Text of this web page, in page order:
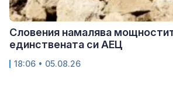
Словения намалява
единствената си АЕЦ
18:06 • 05.08.26